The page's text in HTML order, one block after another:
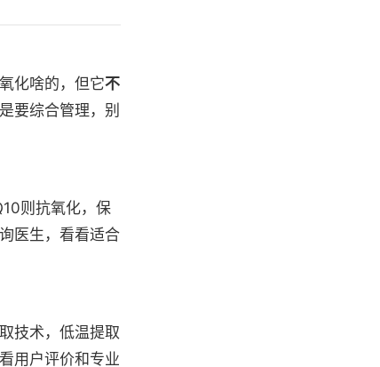
化啥的，但它不
要综合管理，别
则抗氧化，保
医生，看看适合
技术，低温提取
用户评价和专业